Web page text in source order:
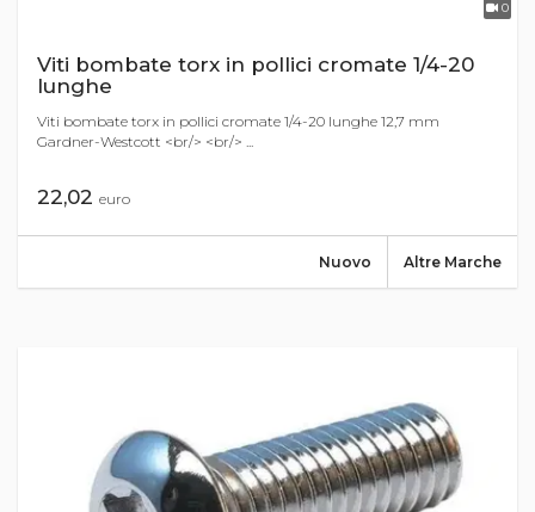
0
Viti bombate torx in pollici cromate 1/4-20
lunghe
Viti bombate torx in pollici cromate 1/4-20 lunghe 12,7 mm
Gardner-Westcott <br/> <br/> ...
22,02 euro
Altre Marche
Nuovo